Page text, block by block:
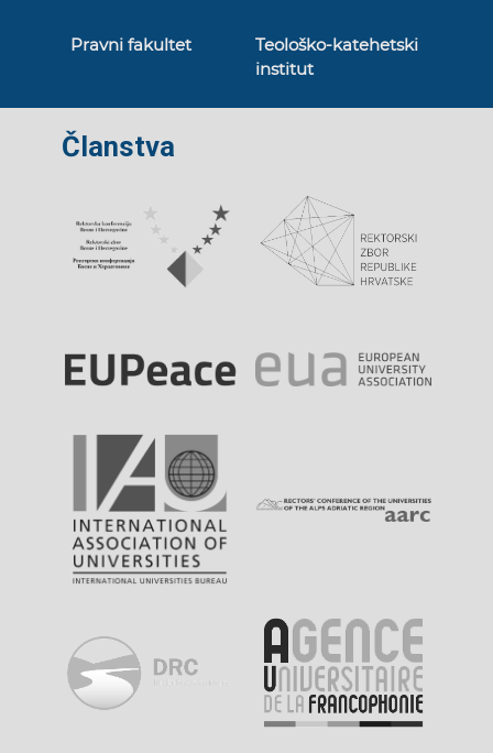
Pravni fakultet
Teološko-katehetski
institut
Članstva